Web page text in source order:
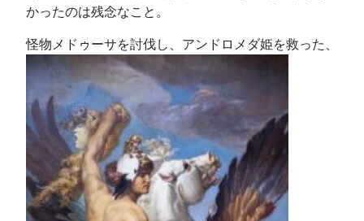
かったのは残念なこと。
怪物メドゥーサを討伐し、アンドロメダ姫を救った、